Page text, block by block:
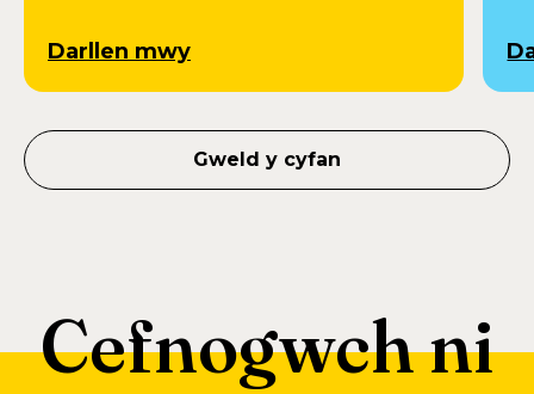
Darllen mwy
Gweld y cyfan
Cefnogwch ni